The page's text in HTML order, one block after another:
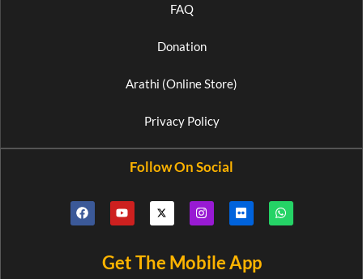
FAQ
Donation
Arathi (Online Store)
Privacy Policy
Follow On Social
Get The Mobile App